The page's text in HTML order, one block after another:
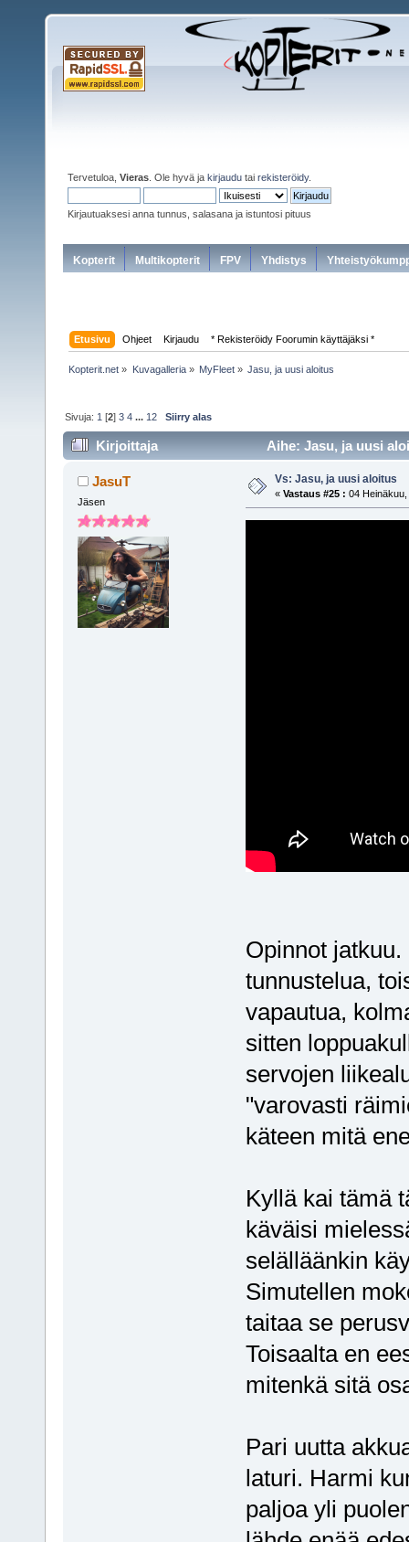
Tervetuloa, Vieras . Ole hyvä ja kirjaudu tai rekisteröidy.
Kirjautuaksesi anna tunnus, salasana ja istuntosi pituus
Kopterit Multikopterit FPV Yhdistys
Etusivu Ohjeet Kirjaudu * Rekisteröidy Foorumin käyttäjäksi *
Kopterit.net » Kuvagalleria» MyFleet» Jasu, ja uusi aloitus
Sivuja: 1 [2]3 4 ... 12 Siirry alas
Kirjoittaja Aihe: Jasu, ja uusi
JasuT
Jäsen
Vs: Jasu, ja uusi aloitus
« Vastaus #25 : 04
Opinnot
tunnustelua,
vapautua,
sitten
servojen
"varovasti
käteen mitä
Kyllä kai tämä
käväisi
selälläänkin
Simutellen
taitaa se
Toisaalta en
mitenkä sitä
Pari uutta
laturi. Harmi
paljoa yli